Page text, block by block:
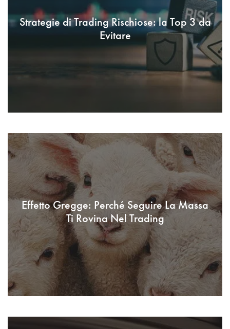
Strategie di Trading Rischiose: la Top 3 da
Evitare
Effetto Gregge: Perché Seguire La Massa
Ti Rovina Nel Trading